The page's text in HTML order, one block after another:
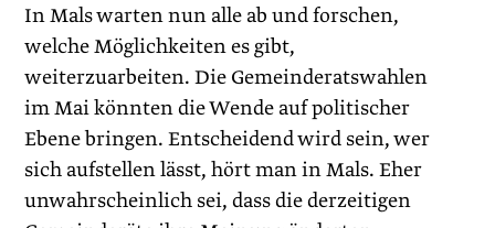
In Mals warten nun alle ab und forschen,
welche Möglichkeiten es gibt,
weiterzuarbeiten. Die Gemeinderatswahlen
im Mai könnten die Wende auf politischer
Ebene bringen. Entscheidend wird sein, wer
sich aufstellen lässt, hört man in Mals. Eher
unwahrscheinlich sei, dass die derzeitigen